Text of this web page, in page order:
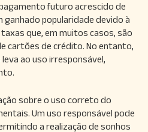
futuro acrescido de
ganhado popularidade devido à
que, em muitos casos, são
cartões de crédito. No entanto,
ao uso irresponsável,
sobre o uso correto do
Um uso responsável pode
a realização de sonhos